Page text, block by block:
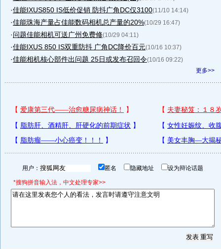
·佳能IXUS850 IS低价促销 防抖广角DC仅3100(11/10 14:14)
·佳能珠海产量占佳能数码相机总产量的20%(10/29 16:47)
·问题佳能相机可送广州免费修(10/29 04:11)
·佳能IXUS 850 IS双重防抖 广角DC降价百元(10/16 10:37)
·佳能相机核心部件出问题 25日或发布召回令(10/16 09:22)
更多>>
用户： 匿名 隐藏地址 设为辩论话题
*搜狗拼音输入法，中文处理专家>>